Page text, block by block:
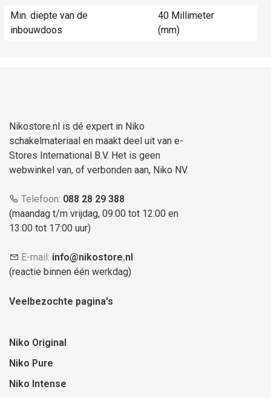
Min. diepte van de
inbouwdoos
40 Millimeter
(mm)
Nikostore.nl is dé expert in Niko
schakelmateriaal en maakt deel uit van e-
Stores International B.V. Het is geen
webwinkel van, of verbonden aan, Niko NV.
Telefoon: 088 28 29 388
(maandag t/m vrijdag, 09:00 tot 12:00 en
13:00 tot 17:00 uur)
E-mail: info@nikostore.nl
(reactie binnen één werkdag)
Veelbezochte pagina's
Niko Original
Niko Pure
Niko Intense